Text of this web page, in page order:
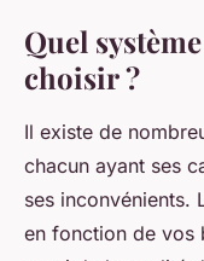
Quel
choisir ?
Il existe de
chacun ayant ses
ses inconvénients.
en fonction de vos